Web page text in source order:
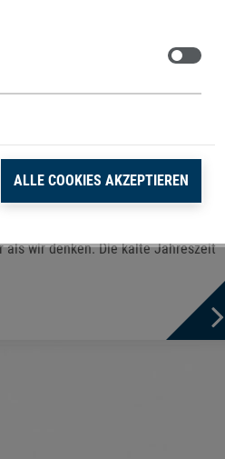
als wir denken. Die kalte Jahreszeit
Zustimmen
ALLE COOKIES AKZEPTIEREN